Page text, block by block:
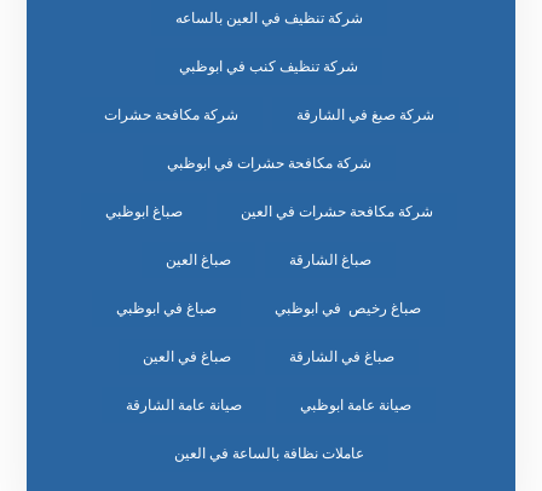
شركة تنظيف في العين بالساعه
شركة تنظيف كنب في ابوظبي
شركة صبغ في الشارقة شركة مكافحة حشرات
شركة مكافحة حشرات في ابوظبي
شركة مكافحة حشرات في العين صباغ ابوظبي
صباغ الشارقة صباغ العين
صباغ رخيص في ابوظبي صباغ في ابوظبي
صباغ في الشارقة صباغ في العين
صيانة عامة ابوظبي صيانة عامة الشارقة
عاملات نظافة بالساعة في العين